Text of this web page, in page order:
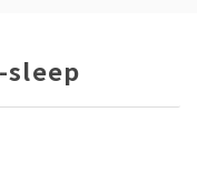
sleep